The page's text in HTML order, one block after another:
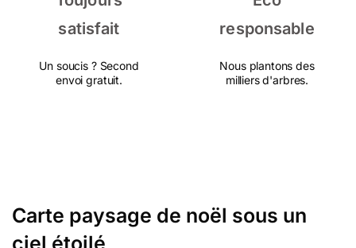
satisfait
Un soucis ? Second
envoi gratuit.
responsable
Nous plantons des
milliers d'arbres.
Carte paysage de noël sous un
ciel étoilé